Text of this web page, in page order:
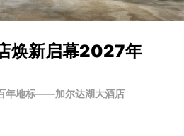
焕新启幕2027年
年地标——加尔达湖大酒店